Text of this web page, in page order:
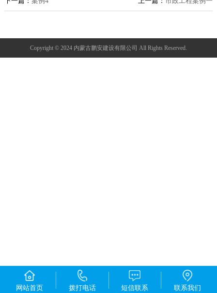
Copyright © 2024 内蒙古鹏安建设有限公司 All Rights Reserved.
网站首页 拨打电话 短信联系 联系我们